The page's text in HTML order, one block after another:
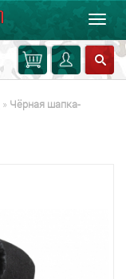
» Чёрная шапка-